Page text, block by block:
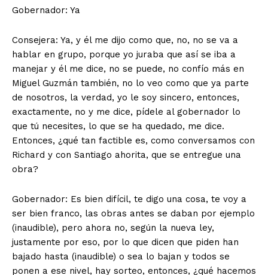
Gobernador: Ya
Consejera: Ya, y él me dijo como que, no, no se va a
hablar en grupo, porque yo juraba que así se iba a
manejar y él me dice, no se puede, no confío más en
Miguel Guzmán también, no lo veo como que ya parte
de nosotros, la verdad, yo le soy sincero, entonces,
exactamente, no y me dice, pídele al gobernador lo
que tú necesites, lo que se ha quedado, me dice.
Entonces, ¿qué tan factible es, como conversamos con
Richard y con Santiago ahorita, que se entregue una
obra?
Gobernador: Es bien difícil, te digo una cosa, te voy a
ser bien franco, las obras antes se daban por ejemplo
(inaudible), pero ahora no, según la nueva ley,
justamente por eso, por lo que dicen que piden han
bajado hasta (inaudible) o sea lo bajan y todos se
ponen a ese nivel, hay sorteo, entonces, ¿qué hacemos